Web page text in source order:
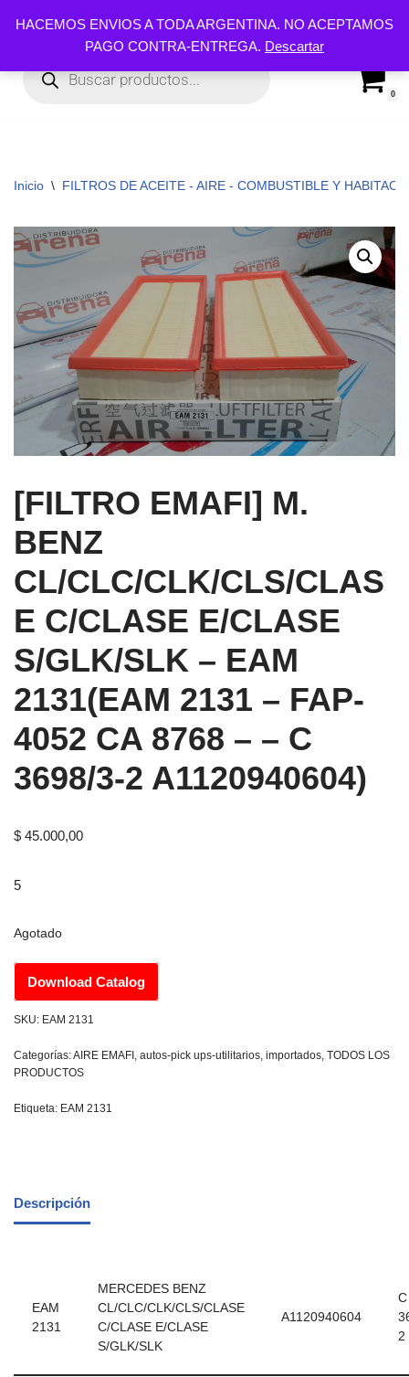
HACEMOS ENVIOS A TODA ARGENTINA. NO ACEPTAMOS
PAGO CONTRA-ENTREGA. Descartar
al
contenido
0
Inicio \ FILTROS DE ACEITE - AIRE - COMBUSTIBLE Y
[FILTRO EMAFI] M.
BENZ
CL/CLC/CLK/CLS/CLAS
E C/CLASE E/CLASE
S/GLK/SLK – EAM
2131(EAM 2131 – FAP-
4052 CA 8768 – – C
3698/3-2 A1120940604)
$ 45.000,00
5
Agotado
Download Catalog
SKU: EAM 2131
Categorías:AIRE EMAFI autos-pick ups-utilitarios importados TODOS LOS
PRODUCTOS
Etiqueta: EAM 2131
Descripción
EAM
2131
MERCEDES BENZ
CL/CLC/CLK/CLS/CLASE
C/CLASE E/CLASE
S/GLK/SLK
A1120940604
C
2